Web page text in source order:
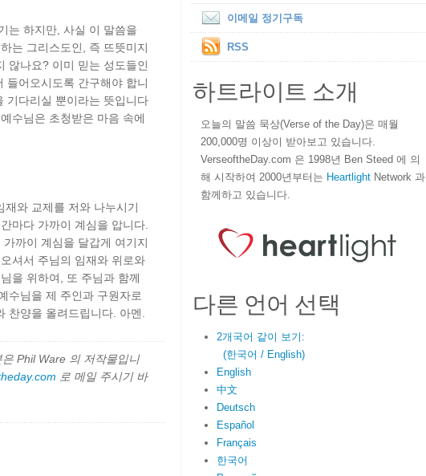
는 하지만, 사실 이 말씀을
는 그리스도인, 즉 뜨뜻미지
않나요? 이미 믿는 성도들인
들어오시도록 간구해야 합니
기다리실 뿐이라는 뜻입니다
수님은 초청받은 마음 속에
와 교제를 저와 나누시기
마다 가까이 계심을 압니다.
까이 계심을 달갑게 여기지
셔서 주님의 임재와 위로와
을 위하여, 또 주님과 함께
수님을 제 주인과 구원자로
찬양을 올려드립니다. 아멘.
Phil Ware 의 저작물입니
로 메일 주시기 바
이메일 정기구독
RSS
하트라이트 소개
오늘의 말씀 묵상(Verse of the Day)은 매월
200,000명 이상이 받아보고 있습니다.
VerseoftheDay.com 은 1998년 Ben Steed 에 의
해 시작하여 2000년부터는 Heartlight Network 과
함께하고 있습니다.
다른 언어 선택
2개국어 같이 보기:
(한국어 / English)
English
中文
Deutsch
Español
Français
한국어